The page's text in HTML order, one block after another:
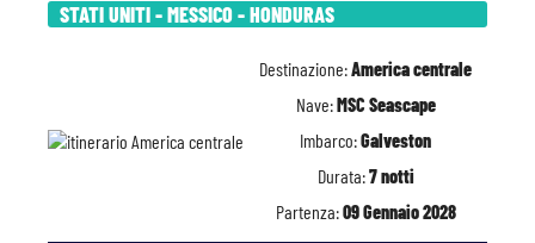
STATI UNITI - MESSICO - HONDURAS
Destinazione:America centrale
Nave:MSC Seascape
Imbarco:Galveston
Durata:7 notti
Partenza:09 Gennaio 2028